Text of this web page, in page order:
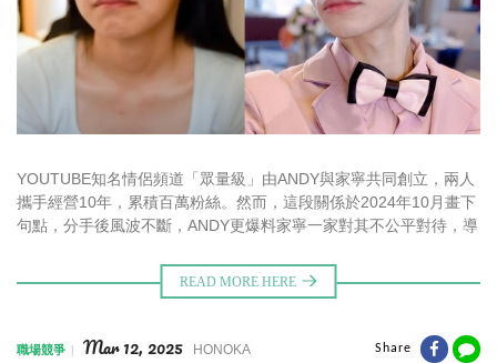
YOUTUBE知名情侶頻道「眾量級」由ANDY與家寧共同創立，兩人
攜手經營10年，累積百萬粉絲。然而，這段關係於2024年10月畫下
句點，分手後風波不斷，ANDY更爆料家寧一家對其不公平對待，導
職場競爭 Mar 12, 2025 HONOKA Share